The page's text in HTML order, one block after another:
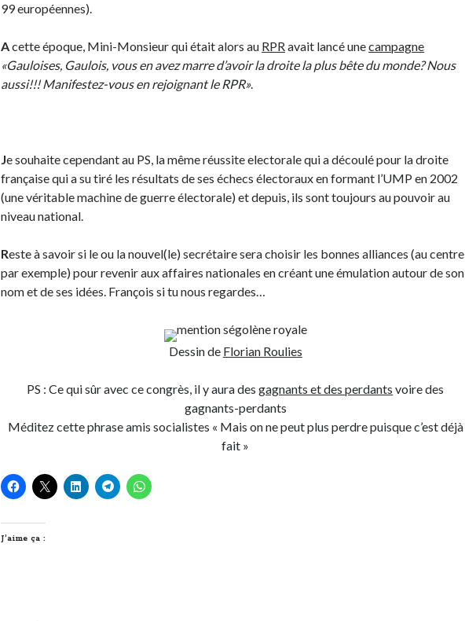
99 européennes).
Acette époque, Mini-Monsieur qui était alors au RPRavait lancé unecampagne
«Gauloises, Gaulois, vous en avez marre d’avoir la droite la plus bête du monde? Nous
aussi!!! Manifestez-vous en rejoignant le RPR».
Je souhaite cependant au PS, la même réussite electorale qui a découlé pour la droite
française qui a su tiré les résultats de ses échecs électoraux en formant l’UMP en 2002
(une véritable machine de guerre électorale) et depuis, ils sont toujours au pouvoir au
niveau national.
Reste à savoir si le ou la nouvel(le) secrétaire sera choisir les bonnes alliances (au centre
par exemple) pour revenir aux affaires nationales en créant une émulation autour de son
nom et de ses idées. François si tu nous regardes…
Dessin de Florian Roulies
PS : Ce qui sûr avec ce congrès, il y aura desgagnants et des perdants voire des
gagnants-perdants
Méditez cette phrase amis socialistes « Mais on ne peut plus perdre puisque c’est déjà
fait »
J’aime ça :